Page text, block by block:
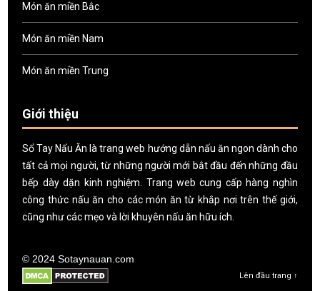
Món ăn miền Bắc
Món ăn miền Nam
Món ăn miền Trung
Giới thiệu
Sổ Tay Nấu Ăn là trang web hướng dẫn nấu ăn ngon dành cho
tất cả mọi người, từ những người mới bắt đầu đến những đầu
bếp dày dặn kinh nghiệm. Trang web cung cấp hàng nghìn
công thức nấu ăn cho các món ăn từ khắp nơi trên thế giới,
cũng như các mẹo và lời khuyên nấu ăn hữu ích.
© 2024 Sotaynauan.com
Lên đầu trang ↑